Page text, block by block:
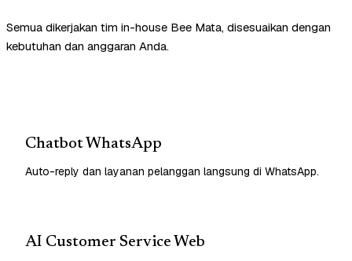
Semua dikerjakan tim in-house Bee Mata, disesuaikan dengan
kebutuhan dan anggaran Anda.
Chatbot WhatsApp
Auto-reply dan layanan pelanggan langsung di WhatsApp.
AI Customer Service Web